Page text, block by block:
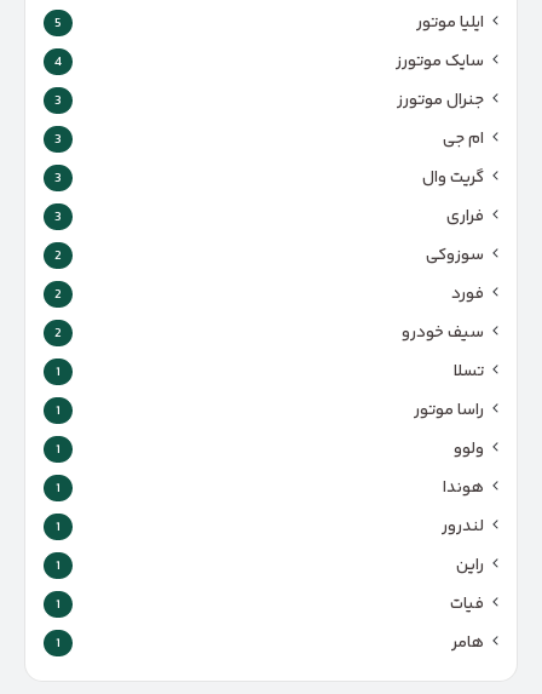
ایلیا موتور 5
سایک موتورز 4
جنرال موتورز 3
ام جی 3
گریت وال 3
فراری 3
سوزوکی 2
فورد 2
سیف خودرو 2
تسلا 1
راسا موتور 1
ولوو 1
هوندا 1
لندرور 1
راین 1
فیات 1
هامر 1